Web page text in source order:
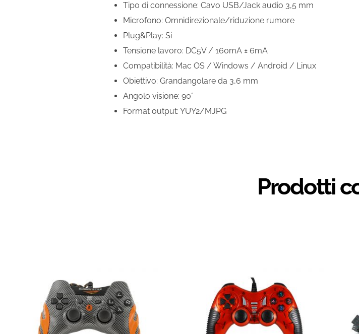
Tipo di connessione: Cavo USB/Jack audio 3,5 mm
Microfono: Omnidirezionale/riduzione rumore
Plug&Play: Si
Tensione lavoro: DC5V / 160mA ± 6mA
Compatibilità: Mac OS / Windows / Android / Linux
Obiettivo: Grandangolare da 3,6 mm
Angolo visione: 90°
Format output: YUY2/MJPG
Prodotti